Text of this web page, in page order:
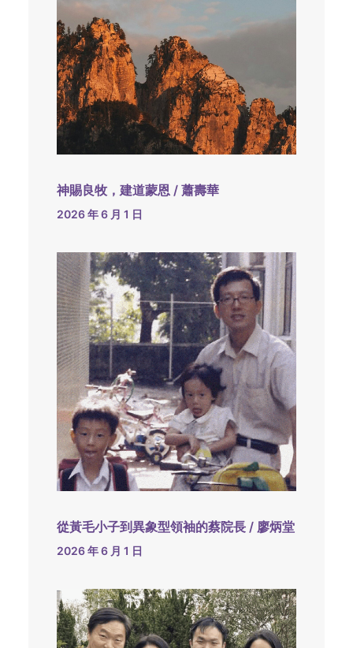
神賜良牧，建道蒙恩 / 蕭壽華
2026 年 6 月 1 日
從黃毛小子到異象型領袖的蔡院長 / 廖炳堂
2026 年 6 月 1 日